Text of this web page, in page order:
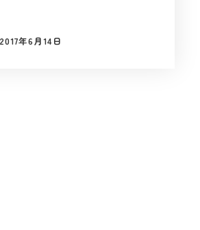
投稿日
2017年6月14日